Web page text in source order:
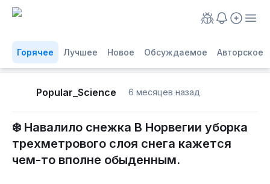
Горячее Лучшее Новое Обсуждаемое Авторское
Popular_Science 6 месяцев назад
❄️ Навалило снежка В Норвегии уборка
трехметрового слоя снега кажется
чем-то вполне обыденным.